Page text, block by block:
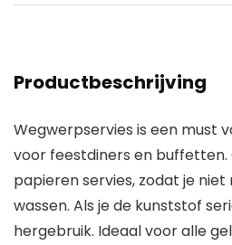
Productbeschrijving
Wegwerpservies is een must
voor feestdiners en buffetten.
papieren servies, zodat je
wassen. Als je de kunststof
hergebruik. Ideaal voor alle